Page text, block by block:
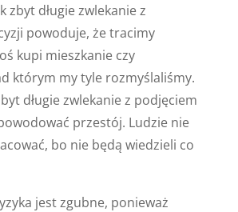
zbyt długie zwlekanie z
powoduje, że tracimy
kupi mieszkanie czy
którym my tyle rozmyślaliśmy.
długie zwlekanie z podjęciem
przestój. Ludzie nie
bo nie będą wiedzieli co
jest zgubne, ponieważ